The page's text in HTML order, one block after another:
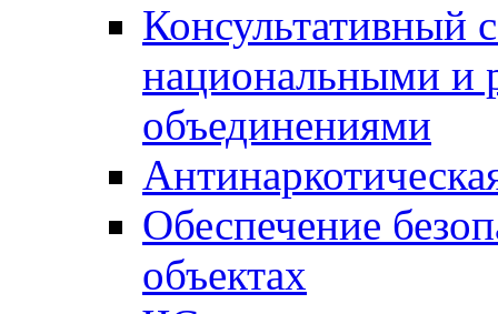
Консультативный
национальными и
объединениями
Обеспечение
объектах